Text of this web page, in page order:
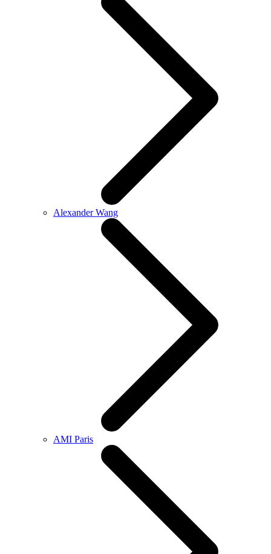
Alexander Wang
AMI Paris